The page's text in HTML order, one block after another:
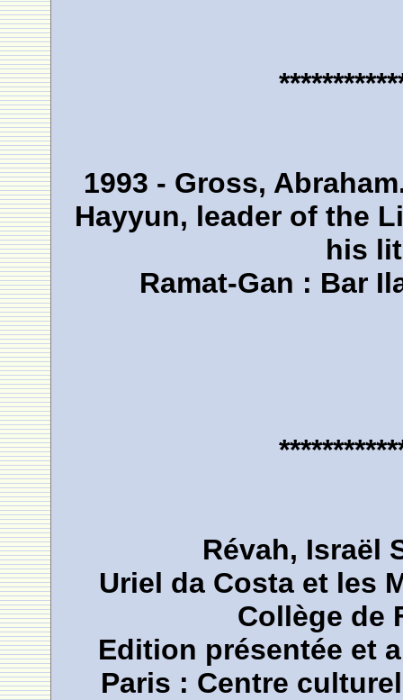
1993 - Gross,
Hayyun, leader of the
his
Ramat-Gan : Bar
Révah, Israël
Uriel da Costa et les
Collège de
Edition présentée et
Paris : Centre